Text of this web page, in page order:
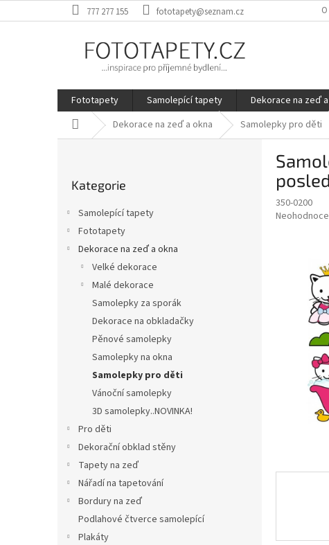
na
777 277 155 fototapety@seznam.cz
Fototapety Samolepící tapety Dekorace na zeď
Domů Dekorace na zeď a okna Samolepky pro děti
kategorie
Kategorie
Samolepící tapety
Fototapety
Dekorace na zeď a okna
Velké dekorace
Malé dekorace
Samolepky za sporák
Dekorace na obkladačky
Pěnové samolepky
Samolepky na okna
Samolepky pro děti
Vánoční samolepky
3D samolepky..NOVINKA!
Pro děti
Dekorační obklad stěny
Tapety na zeď
Nářadí na tapetování
Bordury na zeď
Podlahové čtverce samolepící
Plakáty
350-0200
Průměrné
hvězdiček.